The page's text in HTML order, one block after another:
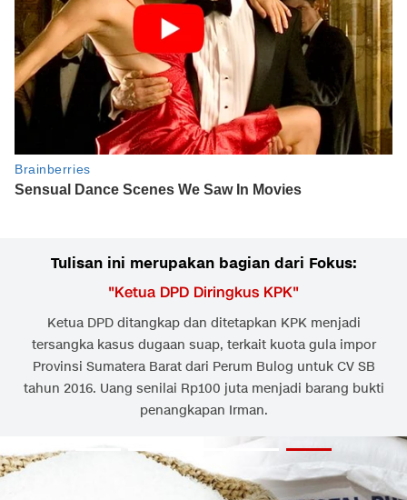
Tulisan ini merupakan bagian dari Fokus:
"Ketua DPD Diringkus KPK"
Ketua DPD ditangkap dan ditetapkan KPK menjadi
tersangka kasus dugaan suap, terkait kuota gula impor
Provinsi Sumatera Barat dari Perum Bulog untuk CV SB
tahun 2016. Uang senilai Rp100 juta menjadi barang bukti
penangkapan Irman.